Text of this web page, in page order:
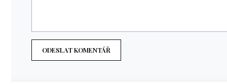
ODESLAT KOMENTÁŘ